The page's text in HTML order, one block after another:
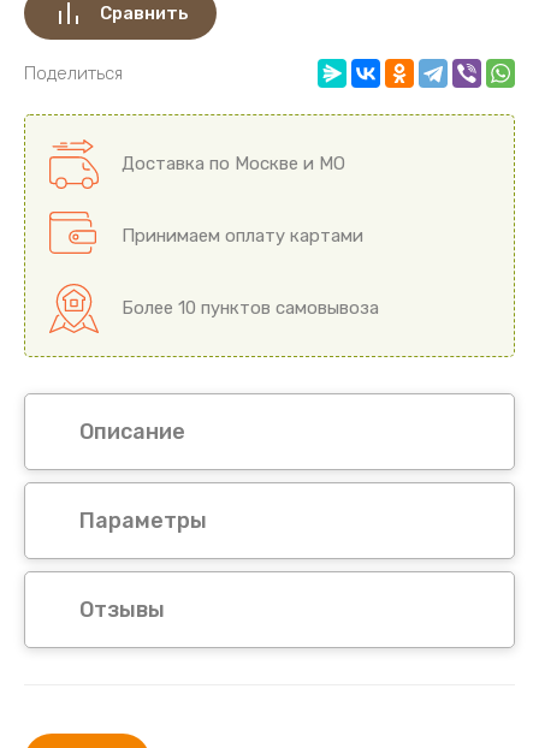
церковная
Сравнить
Поделиться
Доставка по Москве и МО
Принимаем оплату картами
Более 10 пунктов самовывоза
Описание
Параметры
Отзывы